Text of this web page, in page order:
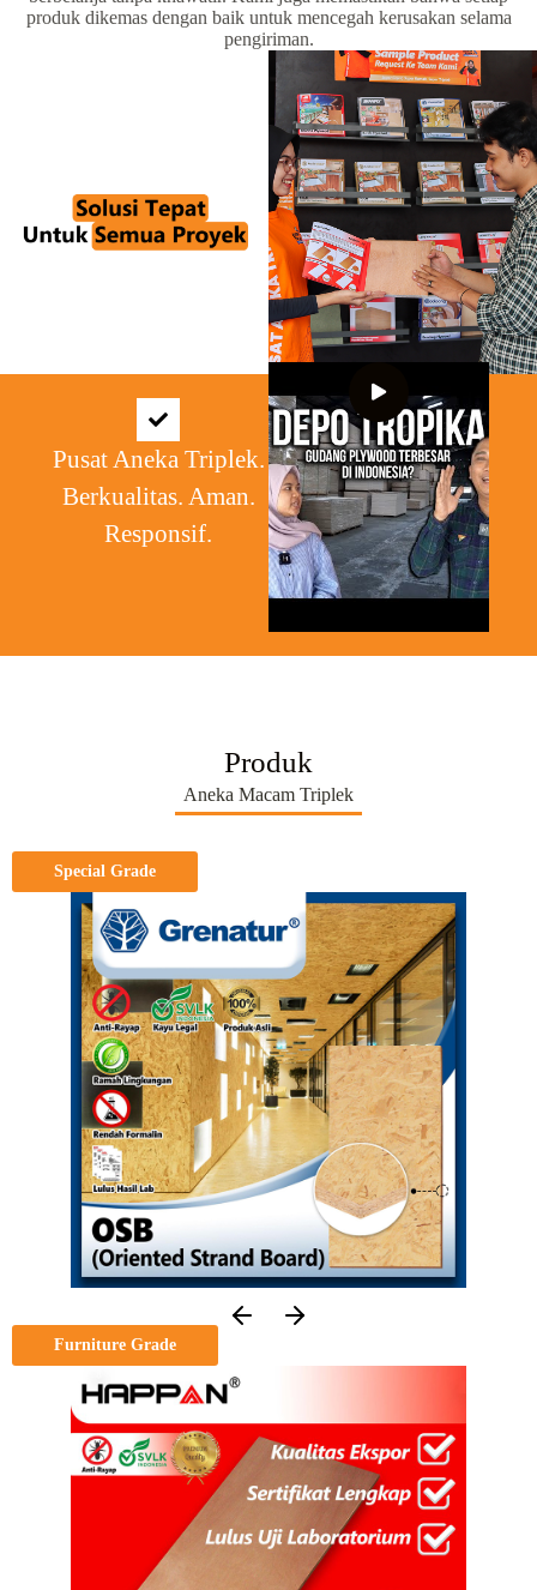
produk dikemas dengan baik untuk mencegah kerusakan selama
pengiriman.
Pusat Aneka Triplek.
Berkualitas. Aman.
Responsif.
Produk
Aneka Macam Triplek
Special Grade
Furniture Grade